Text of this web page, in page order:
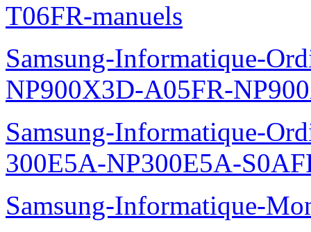
T06FR-manuels
Samsung-Informatique-
NP900X3D-A05FR-
Samsung-Informatique-
300E5A-NP300E5A-
Samsung-Informatique-